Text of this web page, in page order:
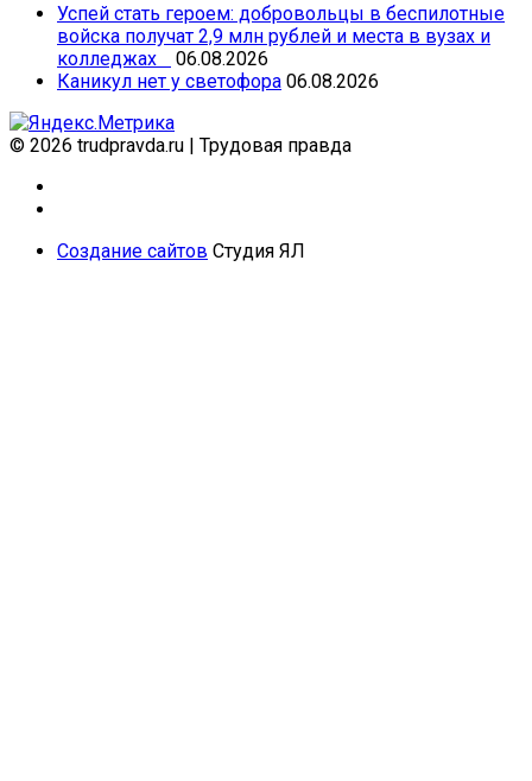
Успей стать героем: добровольцы в беспилотные
войска получат 2,9 млн рублей и места в вузах и
колледжах
06.08.2026
Каникул нет у светофора 06.08.2026
© 2026 trudpravda.ru | Трудовая правда
Создание сайтов Студия ЯЛ